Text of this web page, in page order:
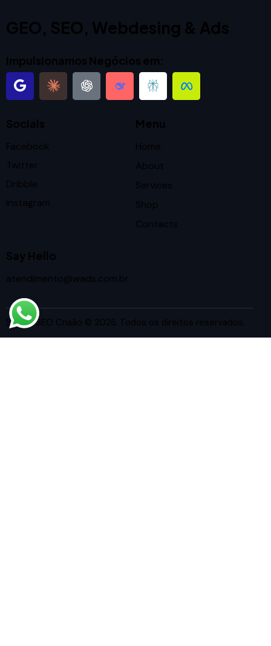
GEO, SEO, Webdesing & Ads
Impulsionamos Negócios em:
Socials
Facebook
Twitter
Dribble
Instagram
Menu
Home
About
Services
Shop
Contacts
Say Hello
atendimento@wads.com.br
Studio SEO Criaão © 2026. Todos os direitos reservados.